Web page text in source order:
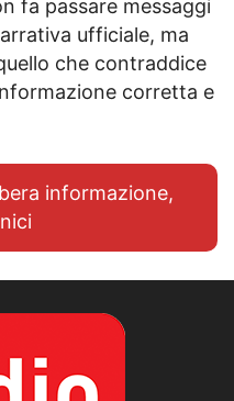
fa passare messaggi
ufficiale, ma
che contraddice
corretta e
informazione,